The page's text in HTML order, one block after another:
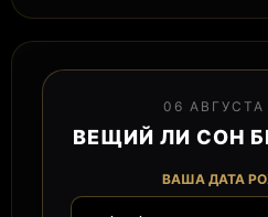
06 АВГУСТА
ВЕЩИЙ ЛИ СОН
ВАША ДАТА